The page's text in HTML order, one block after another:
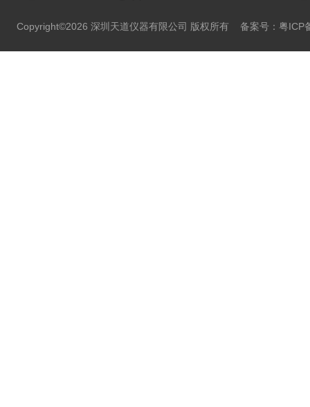
Copyright©2026 深圳天道仪器有限公司 版权所有 备案号：粤ICP